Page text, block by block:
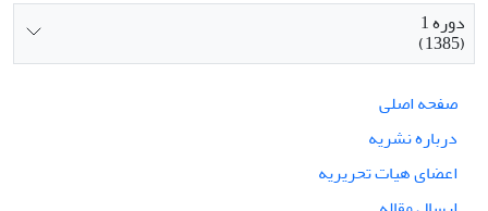
دوره 1
(1385)
صفحه اصلی
درباره نشریه
اعضای هیات تحریریه